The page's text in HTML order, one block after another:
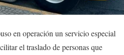
en operación un servicio especial
el traslado de personas que